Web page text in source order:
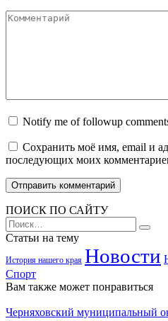
Комментарий
Notify me of followup
Сохранить моё имя, email и
последующих моих
ПОИСК ПО САЙТУ
Search
for:
Статьи на тему
История нашего края Новости
Спорт
Вам также может понравиться
Черняховский муниципальный